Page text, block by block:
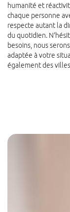
humanité et
chaque personne
respecte autant la
du quotidien.
besoins, nous
adaptée à votre
également des